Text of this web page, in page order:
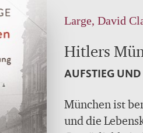
Large, David
Hitlers
AUFSTIEG UND
München ist
und die